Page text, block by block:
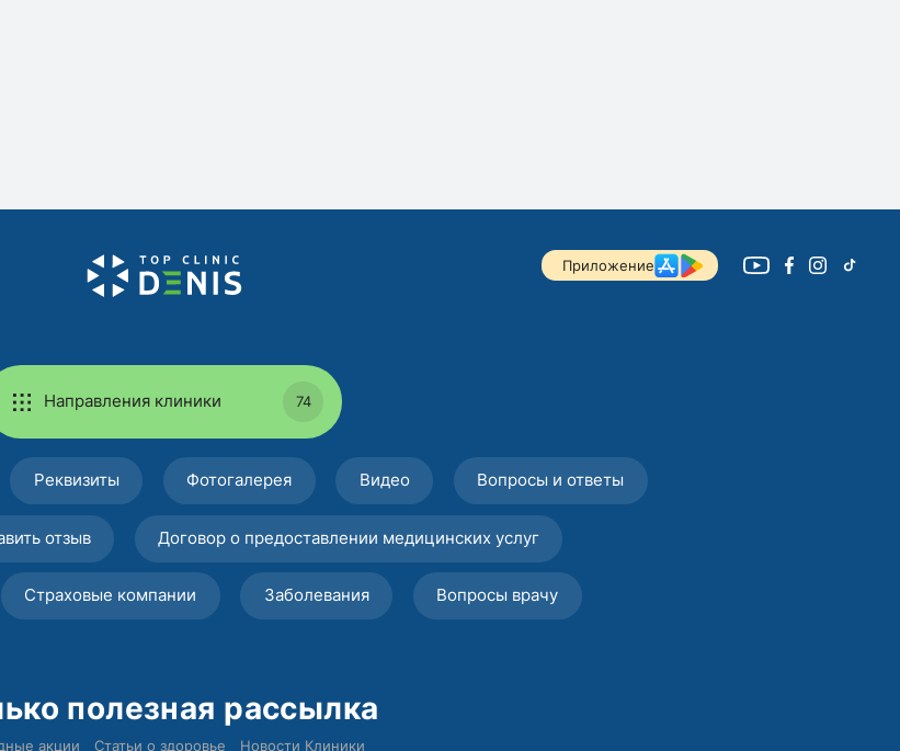
Приложение
Направления клиники 74
Реквизиты Фотогалерея Видео Вопросы и ответы
отзыв Договор о предоставлении медицинских услуг
Страховые компании Заболевания Вопросы врачу
полезная рассылка
акции Статьи о здоровье Новости Клиники